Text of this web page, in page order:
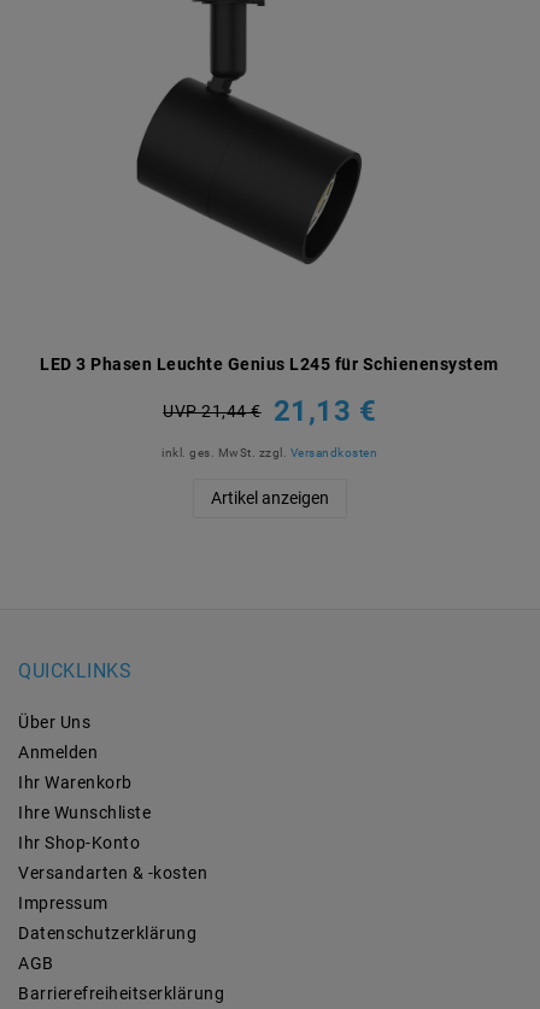
LED 3 Phasen Leuchte Genius L245 für Schienensystem
UVP 21,44 € 21,13 €
inkl. ges. MwSt. zzgl. Versandkosten
Artikel anzeigen
QUICKLINKS
Über Uns
Anmelden
Ihr Warenkorb
Ihre Wunschliste
Ihr Shop-Konto
Versandarten & -kosten
Impressum
Daten­schutz­erklärung
AGB
Barrierefreiheitserklärung